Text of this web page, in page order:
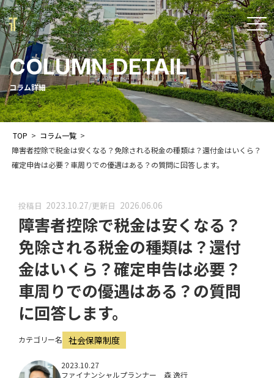
t
o
g
g
l
e
COLUMN DETAIL
コラム詳細
TOP > コラム一覧 >
障害者控除で税金は安くなる？免除される税金の種類は？還付金はいくら？
確定申告は必要？車周りでの優遇はある？の質問に回答します。
投稿日 2023.10.27/更新日 2026.06.06
障害者控除で税金は安くなる？
免除される税金の種類は？還付
金はいくら？確定申告は必要？
車周りでの優遇はある？の質問
に回答します。
カテゴリー名 社会保障制度
2023.10.27
ファイナンシャルプランナー 森 逸行